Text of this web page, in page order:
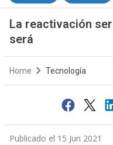
La reactivación
será
Home Tecnología
Publicado el 15 Jun 2021